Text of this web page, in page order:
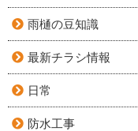
雨樋の豆知識
最新チラシ情報
日常
防水工事